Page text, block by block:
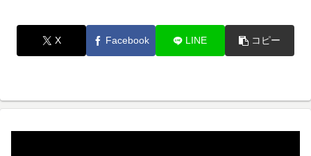
X Facebook LINE コピー